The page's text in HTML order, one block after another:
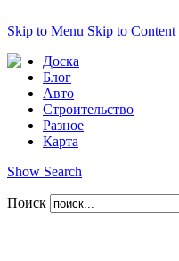
Skip to Menu Skip to Content
Доска
Блог
Авто
Строительство
Разное
Карта
Show Search
Поиск